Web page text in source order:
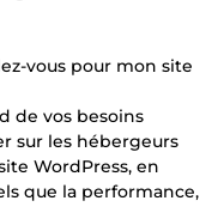
vous pour mon site
de vos besoins
sur les hébergeurs
WordPress, en
que la performance,